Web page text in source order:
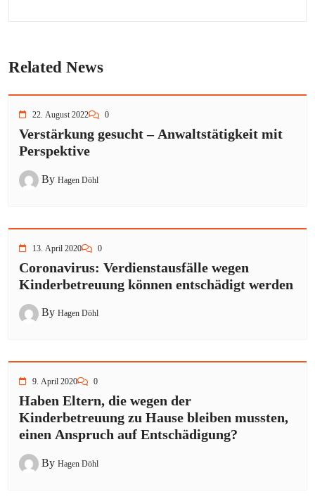
Related News
22. August 2022 0
Verstärkung gesucht – Anwaltstätigkeit mit
Perspektive
By Hagen Döhl
13. April 2020 0
Coronavirus: Verdienstausfälle wegen
Kinderbetreuung können entschädigt werden
By Hagen Döhl
9. April 2020 0
Haben Eltern, die wegen der
Kinderbetreuung zu Hause bleiben mussten,
einen Anspruch auf Entschädigung?
By Hagen Döhl